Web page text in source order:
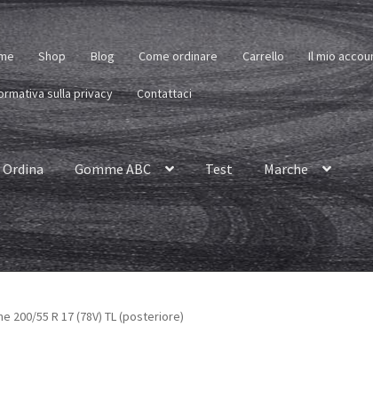
Shop Blog Come ordinare Carrello Il mio
sulla privacy Contattaci
Ordina Gomme ABC Test Marche
200/55 R 17 (78V) TL (posteriore)